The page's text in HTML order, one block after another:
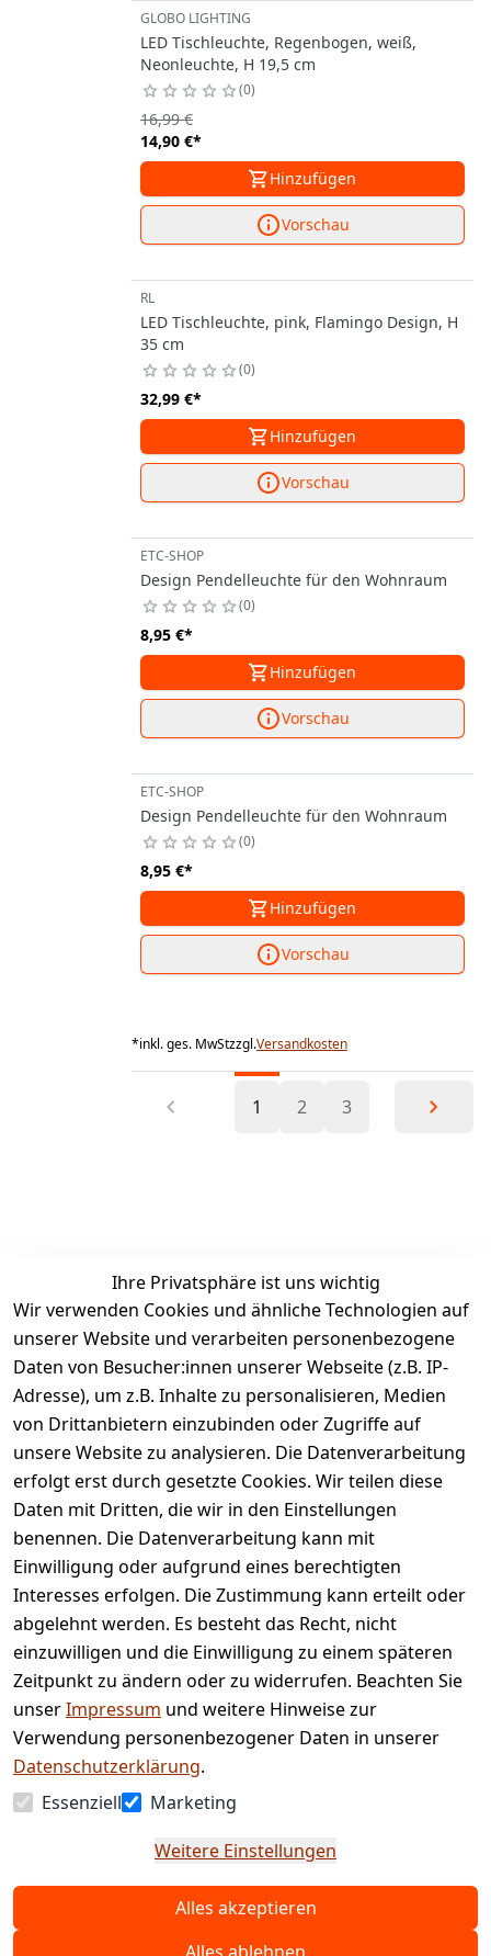
GLOBO LIGHTING
LED Tischleuchte, Regenbogen, weiß,
Neonleuchte, H 19,5 cm
0
14,90 €*
16,99 €
Hinzufügen
Vorschau
RL
LED Tischleuchte, pink, Flamingo Design, H
35 cm
0
32,99 €*
Hinzufügen
Vorschau
ETC-SHOP
Design Pendelleuchte für den Wohnraum
0
8,95 €*
Hinzufügen
Vorschau
ETC-SHOP
Design Pendelleuchte für den Wohnraum
0
8,95 €*
Hinzufügen
Vorschau
*inkl. ges. MwStzzgl.Versandkosten
1 2 3
Ihre Privatsphäre ist uns wichtig
Wir verwenden Cookies und ähnliche Technologien auf
unserer Website und verarbeiten personenbezogene
Daten von Besucher:innen unserer Webseite (z.B. IP-
Adresse), um z.B. Inhalte zu personalisieren, Medien
von Drittanbietern einzubinden oder Zugriffe auf
unsere Website zu analysieren. Die Datenverarbeitung
erfolgt erst durch gesetzte Cookies. Wir teilen diese
Daten mit Dritten, die wir in den Einstellungen
benennen. Die Datenverarbeitung kann mit
Einwilligung oder aufgrund eines berechtigten
Interesses erfolgen. Die Zustimmung kann erteilt oder
abgelehnt werden. Es besteht das Recht, nicht
einzuwilligen und die Einwilligung zu einem späteren
Zeitpunkt zu ändern oder zu widerrufen. Beachten Sie
unserImpressum und weitere Hinweise zur
Verwendung personenbezogener Daten in unserer
Datenschutzerklärung.
Essenziell
Marketing
Weitere Einstellungen
Alles akzeptieren
Rechtliches
AGB
Impressum
Datenschutze
rklärung
Barrierefreihe
itserklärung
Widerrufsrec
ht
Services
Kontakt
Registrieren
Retourenpo
rtal
Vertrag
widerrufen
© Copyright 2025 www.etc-shop.de GmbH & Co.
KG | Technische Änderungen, Tippfehler und